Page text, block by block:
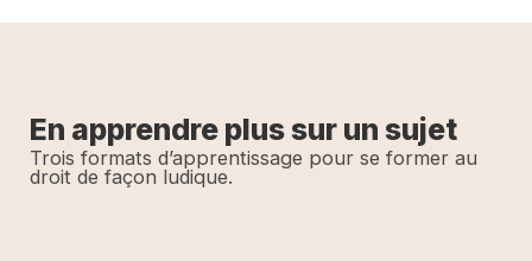
En apprendre plus sur un sujet
Trois formats d’apprentissage pour se former au
droit de façon ludique.